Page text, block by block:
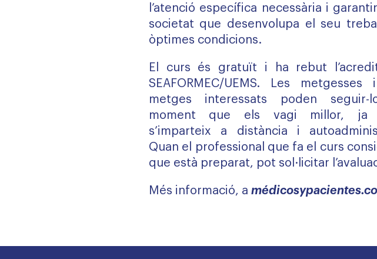
l’atenció específica necessària i
societat que desenvolupa el seu
òptimes condicions.
El curs és gratuït i ha rebut
SEAFORMEC/UEMS. Les metgesses
metges interessats poden seguir-
moment que els vagi millor, ja
s’imparteix a distància i
Quan el professional que fa el curs
que està preparat, pot sol·licitar
Més informació, a